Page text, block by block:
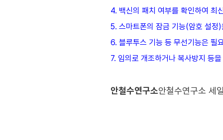
4. 백신의 패치 여부를 확인하여 최
5. 스마트폰의 잠금 기능(암호 설정
6. 블루투스 기능 등 무선기능은 필
7. 임의로 개조하거나 복사방지 등
안철수연구소안철수연구소 세